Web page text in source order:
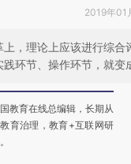
2019年01
，理论上应该进行综
环节、操作环节，就
教育在线总编辑，长期从
育治理，教育+互联网研